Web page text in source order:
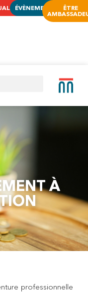
ÉVÈNEMENTS
ÊTRE
À
professionnelle